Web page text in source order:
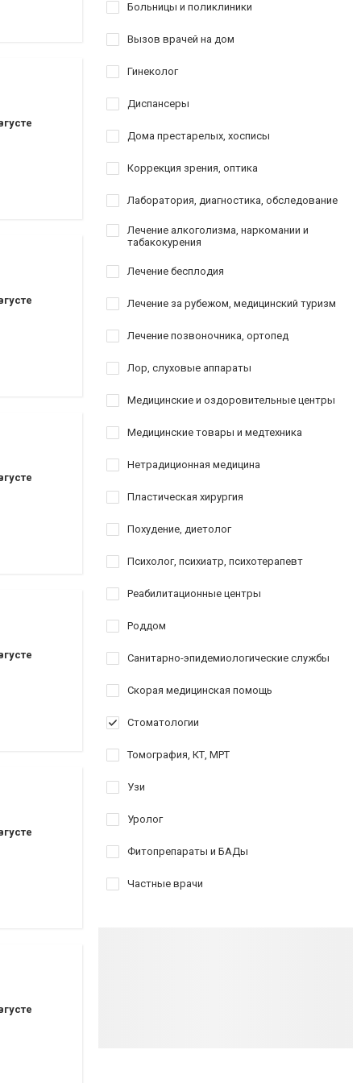
Больницы и поликлиники
Вызов врачей на дом
Гинеколог
Диспансеры
Дома престарелых, хосписы
Коррекция зрения, оптика
Лаборатория, диагностика, обследование
Лечение алкоголизма, наркомании и
табакокурения
Лечение бесплодия
Лечение за рубежом, медицинский туризм
Лечение позвоночника, ортопед
Лор, слуховые аппараты
Медицинские и оздоровительные центры
Медицинские товары и медтехника
Нетрадиционная медицина
Пластическая хирургия
Похудение, диетолог
Психолог, психиатр, психотерапевт
Реабилитационные центры
Роддом
Санитарно-эпидемиологические службы
Скорая медицинская помощь
Стоматологии
Томография, КТ, МРТ
Узи
Уролог
Фитопрепараты и БАДы
Частные врачи